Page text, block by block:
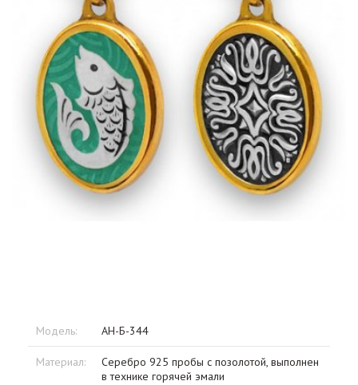
Модель: АН-Б-344
Материал:
Серебро 925 пробы с позолотой, выполнен
в технике горячей эмали